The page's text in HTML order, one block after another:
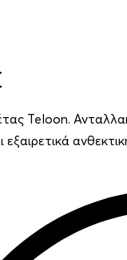
Teloon.
εξαιρετικά